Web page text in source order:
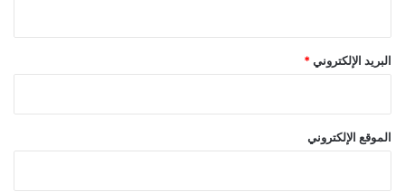
البريد الإلكتروني *
الموقع الإلكتروني